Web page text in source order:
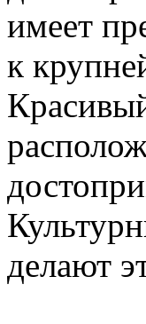
имеет
к
делают